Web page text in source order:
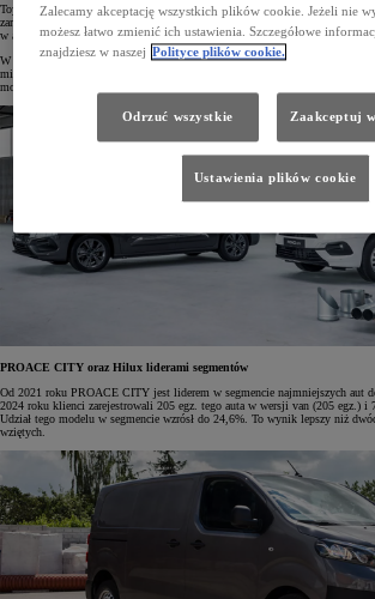
Toyota Professional umacnia się na polskim rynku motoryzacyjnym. Tylko
zarejestrowano 655 samochodów osobowych i dostawczych z tej linii. Jest
w analogicznym okresie roku ubiegłego.
W 10 vanów, które w styczniu cieszyły się największą popularnością,
miejsce zajął PROACE CITY (zarejestrowano 205 egz. tego modelu), a na
model PROACE (163 egz.).
PROACE CITY oraz Hilux liderami segmentów
Od 2021 roku PROACE CITY jest liderem w segmencie najmniejszych aut
2024 roku klienci zarejestrowali 205 egz. tego auta w wersji van (205 egz.) i
Udział tego modelu w segmencie wzrósł do 24,6%. To wynik lepszy niż
wziętych.
Zalecamy akceptację wszystkich plików cookie. Jeżeli nie
możesz łatwo zmienić ich ustawienia. Szczegółowe
znajdziesz w naszej Polityce plików cookie.
Odrzuć wszystkie Zaakceptuj
Ustawienia plików cookie